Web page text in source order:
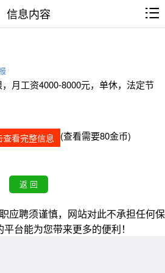
信息内容
月工资4000-8000元，单休，法定节
查看完整信息 (查看需要80金币)
应聘须谨慎，网站对此不承担任何保
台能为您带来更多的便利！